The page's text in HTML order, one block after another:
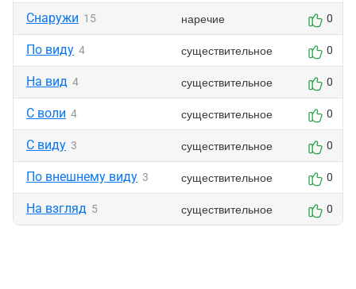
Снаружи 15 наречие 0
По виду 4 существительное 0
На вид 4 существительное 0
С воли 4 существительное 0
С виду 3 существительное 0
По внешнему виду 3 существительное 0
На взгляд 5 существительное 0